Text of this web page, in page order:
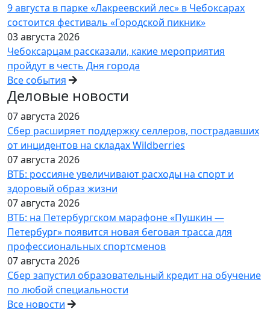
9 августа в парке «Лакреевский лес» в Чебоксарах
состоится фестиваль «Городской пикник»
03 августа 2026
Чебоксарцам рассказали, какие мероприятия
пройдут в честь Дня города
Все события
Деловые новости
07 августа 2026
Сбер расширяет поддержку селлеров, пострадавших
от инцидентов на складах Wildberries
07 августа 2026
ВТБ: россияне увеличивают расходы на спорт и
здоровый образ жизни
07 августа 2026
ВТБ: на Петербургском марафоне «Пушкин —
Петербург» появится новая беговая трасса для
профессиональных спортсменов
07 августа 2026
Сбер запустил образовательный кредит на обучение
по любой специальности
Все новости